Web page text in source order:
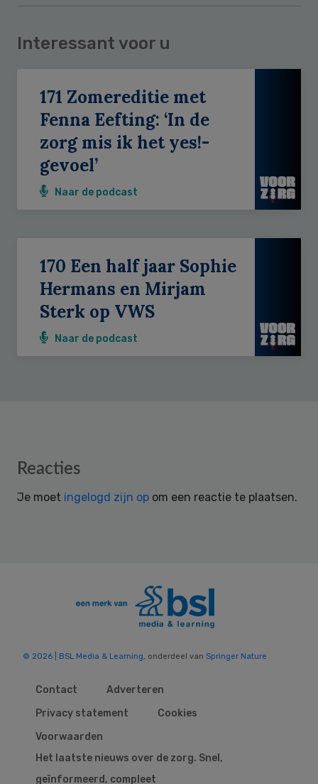
Interessant voor u
171 Zomereditie met
Fenna Eefting: ‘In de
zorg mis ik het yes!-
gevoel’
Naar de podcast
170 Een half jaar Sophie
Hermans en Mirjam
Sterk op VWS
Naar de podcast
Reader
Reacties
Je moet ingelogd zijn op om een reactie te plaatsen.
© 2026 | BSL Media & Learning, onderdeel van Springer Nature
Contact
Adverteren
Privacy statement
Cookies
Voorwaarden
Het laatste nieuws over de zorg. Snel,
geïnformeerd, compleet